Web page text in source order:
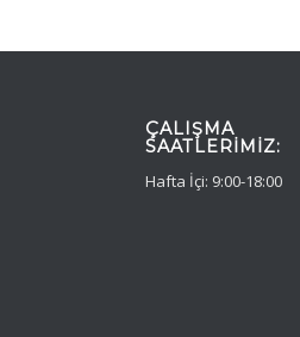
ÇALIŞMA
SAATLERIMIZ:
Hafta İçi: 9:00-18:00